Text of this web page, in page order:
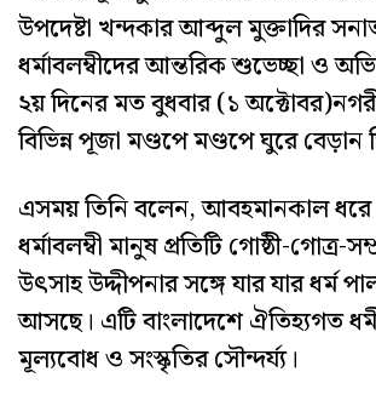
উপদেষ্টা খন্দকার আব্দুল মুক্তাদির
ধর্মাবলম্বীদের আন্তরিক শুভেচ্ছা ও
২য় দিনের মত বুধবার (১
বিভিন্ন পূজা মণ্ডপে মণ্ডপে ঘুরে বেড়ান
এসময় তিনি বলেন, আবহমানকাল ধরে
ধর্মাবলম্বী মানুষ প্রতিটি গোষ্ঠী-গোত্র-
উৎসাহ উদ্দীপনার সঙ্গে যার যার ধর্ম
আসছে। এটি বাংলাদেশে ঐতিহ্যগত
মূল্যবোধ ও সংস্কৃতির সৌন্দর্য্য।